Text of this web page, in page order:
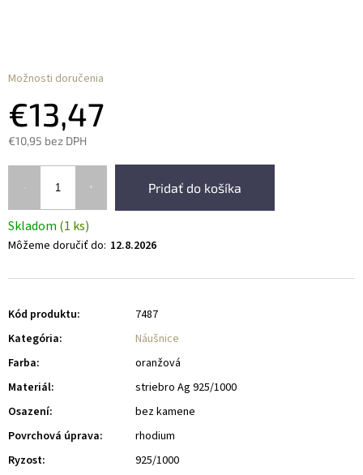
€13,47
€10,95 bez DPH
Pridať do košíka
Skladom (1 ks)
Môžeme doručiť do: 12.8.2026
Možnosti doručenia
Kód produktu:
7487
Kategória:
Náušnice
Farba:
oranžová
Materiál:
striebro Ag 925/1000
Osazení:
bez kamene
Povrchová úprava:
rhodium
Ryzost:
925/1000